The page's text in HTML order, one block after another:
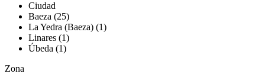
Ciudad
Baeza (25)
La Yedra (Baeza) (1)
Linares (1)
Úbeda (1)
Zona